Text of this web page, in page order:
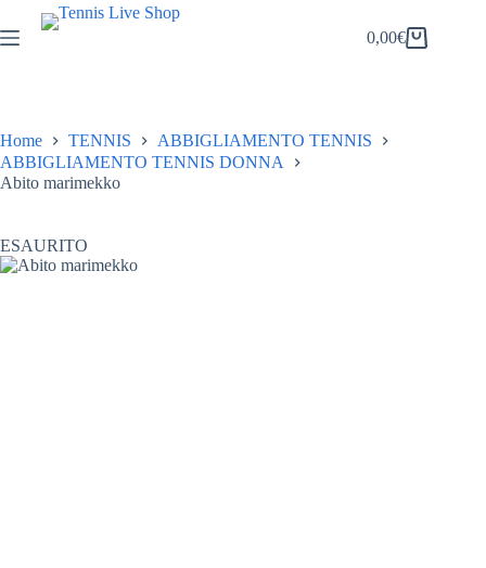
al
contenuto
Carrello
0,00€
Home TENNIS
ABBIGLIAMENTO TENNIS
ABBIGLIAMENTO TENNIS DONNA
Abito marimekko
ESAURITO